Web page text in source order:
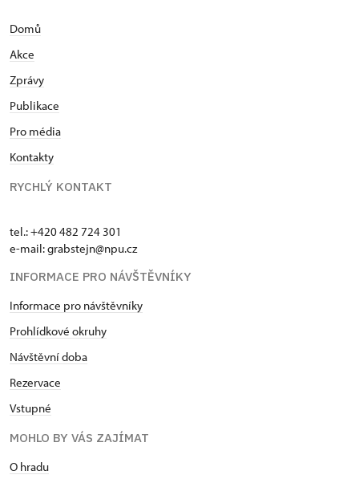
Domů
Akce
Zprávy
Publikace
Pro média
Kontakty
RYCHLÝ KONTAKT
tel.: +420 482 724 301
e-mail: grabstejn@npu.cz
INFORMACE PRO NÁVŠTĚVNÍKY
Informace pro návštěvníky
Prohlídkové okruhy
Návštěvní doba
Rezervace
Vstupné
MOHLO BY VÁS ZAJÍMAT
O hradu